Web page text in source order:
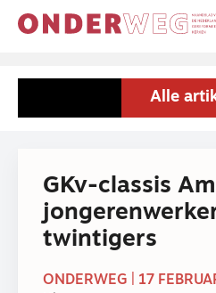
Alle
GKv-classis
twintigers
ONDERWEG | 17